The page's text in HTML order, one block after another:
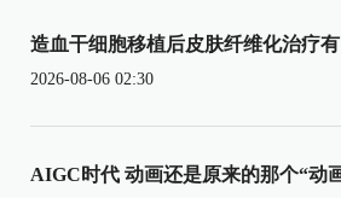
造血干细胞移植后皮肤纤维化治疗
2026-08-06 02:30
AIGC时代 动画还是原来的那个“动